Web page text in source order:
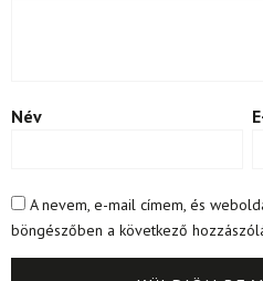
Név
A nevem, e-mail címem, és
böngészőben a következő